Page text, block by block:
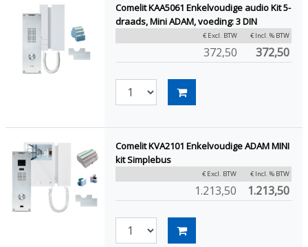
Comelit KAA5061 Enkelvoudige audio Kit 5-
draads, Mini ADAM, voeding: 3 DIN
€ Excl. BTW € Incl. % BTW
372,50 372,50
Comelit KVA2101 Enkelvoudige ADAM MINI
kit Simplebus
€ Excl. BTW € Incl. % BTW
1.213,50 1.213,50